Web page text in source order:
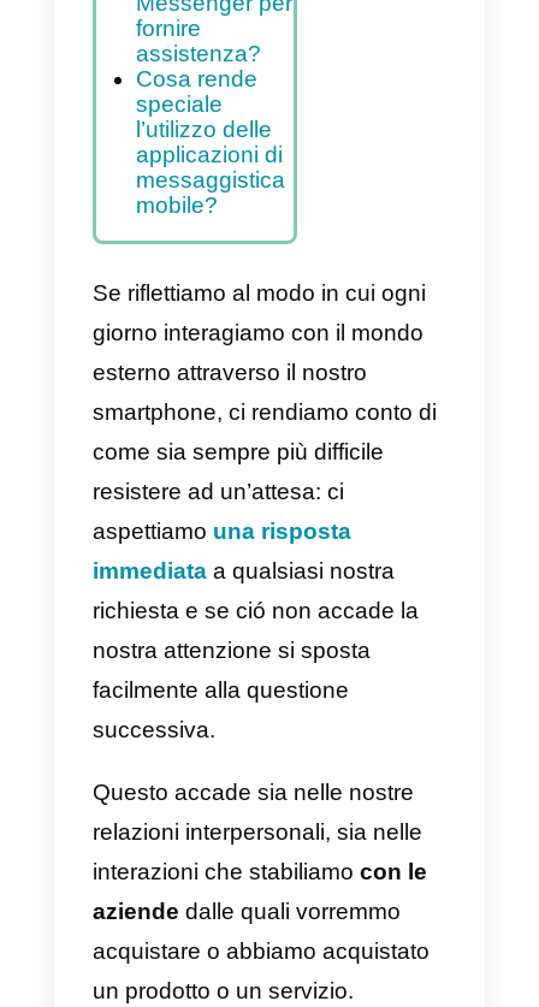
Indice
Perchè
utilizzare
WhatsApp o
Facebook
Messenger per
assistenza?
Cosa rende
speciale
l’utilizzo delle
applicazioni di
messaggistica
mobile?
Se riflettiamo al modo in cui ogni
giorno interagiamo con il mondo
esterno attraverso il nostro
smartphone, ci rendiamo conto di
come sia sempre più difficile
resistere ad un’attesa: ci
immediataa qualsiasi nostra
richiesta e se ció non accade la